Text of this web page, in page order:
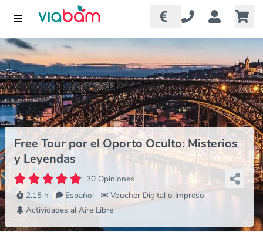
Free Tour por el Oporto Oculto: Misterios
y Leyendas
30 Opiniones
2.15 h
Español
Voucher Digital o Impreso
Actividades al Aire Libre